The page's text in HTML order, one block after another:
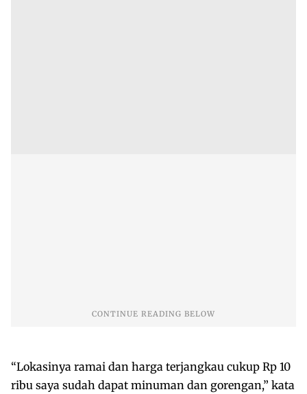
“Lokasinya ramai dan harga terjangkau cukup Rp 10
ribu saya sudah dapat minuman dan gorengan,” kata